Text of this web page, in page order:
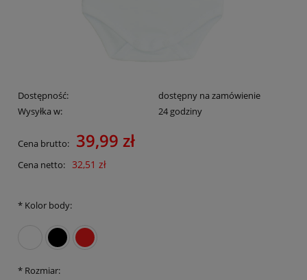
Dostępność:
dostępny na zamówienie
Wysyłka w:
24 godziny
Cena brutto: 39,99 zł
Cena netto: 32,51 zł
* Kolor body:
* Rozmiar: